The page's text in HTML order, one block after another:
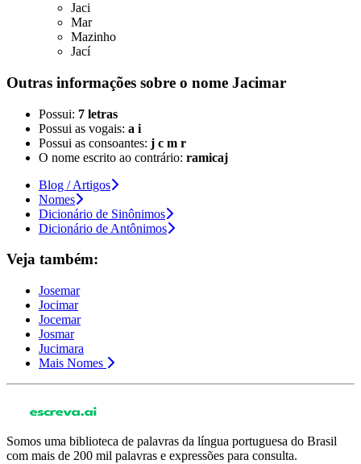
Jaci
Mar
Mazinho
Jací
Outras informações sobre o nome Jacimar
Possui: 7 letras
Possui as vogais: a i
Possui as consoantes: j c m r
O nome escrito ao contrário: ramicaj
Blog / Artigos
Nomes
Dicionário de Sinônimos
Dicionário de Antônimos
Veja também:
Josemar
Jocimar
Jocemar
Josmar
Jucimara
Mais Nomes
Somos uma biblioteca de palavras da língua portuguesa do Brasil
com mais de 200 mil palavras e expressões para consulta.